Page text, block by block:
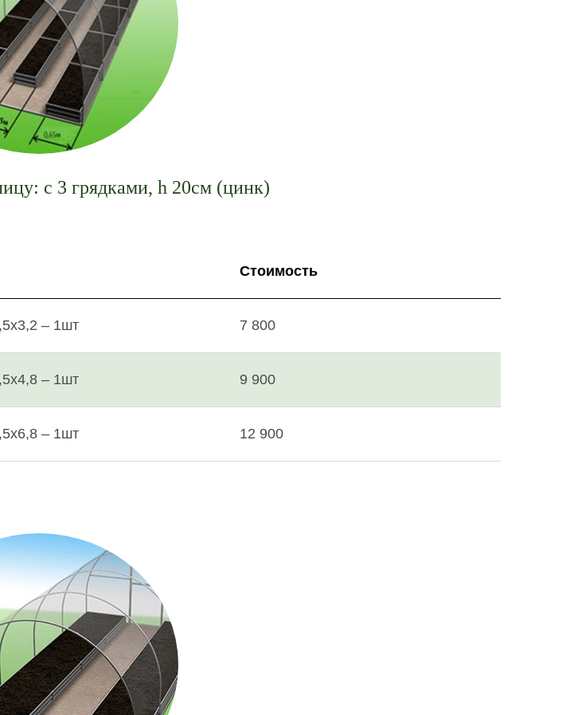
с 3 грядками, h 20см (цинк)
Стоимость
– 1шт 7 800
– 1шт 9 900
– 1шт 12 900